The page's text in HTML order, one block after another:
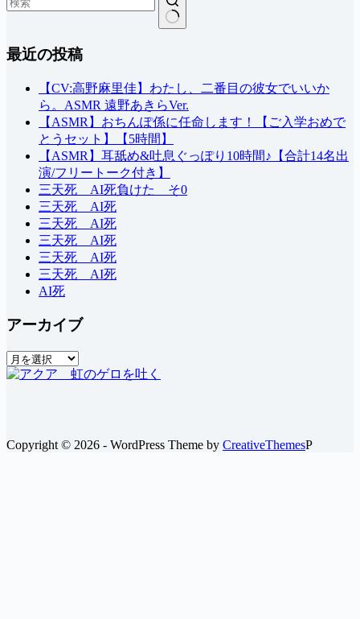
果
最近の投稿
【CV:高野麻里佳】わたし、二番目の彼女でいいか
ら。ASMR 遠野あきらVer.
【ASMR】おちんぽ係に任命します！【ご入学おめで
とうセット】【5時間】
【ASMR】耳舐め&吐息ぐっぽり10時間♪【合計14名出
演/フリートーク付き】
三天死 AI死負けた そ0
三天死 AI死
三天死 AI死
三天死 AI死
三天死 AI死
三天死 AI死
AI死
アーカイブ
ア
ー
Copyright © 2026 - WordPress Theme by CreativeThemesP